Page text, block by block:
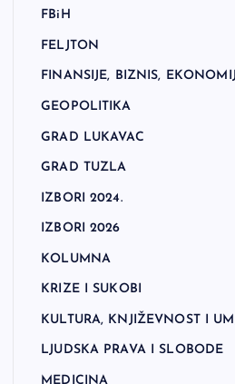
FBiH
FELJTON
FINANSIJE, BIZNIS,
GEOPOLITIKA
GRAD LUKAVAC
GRAD TUZLA
IZBORI 2024.
IZBORI 2026
KOLUMNA
KRIZE I SUKOBI
KULTURA, KNJIŽEVNOST I
LJUDSKA PRAVA I SLOBODE
MEDICINA